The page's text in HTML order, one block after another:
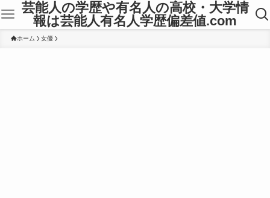
芸能人の学歴や有名人の高校・大学情
報は芸能人有名人学歴偏差値.com
ホーム 女優